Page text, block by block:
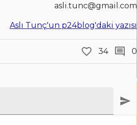
asli.tunc@gmail.com
Aslı Tunç'un p24blog'daki yazısı
34 0